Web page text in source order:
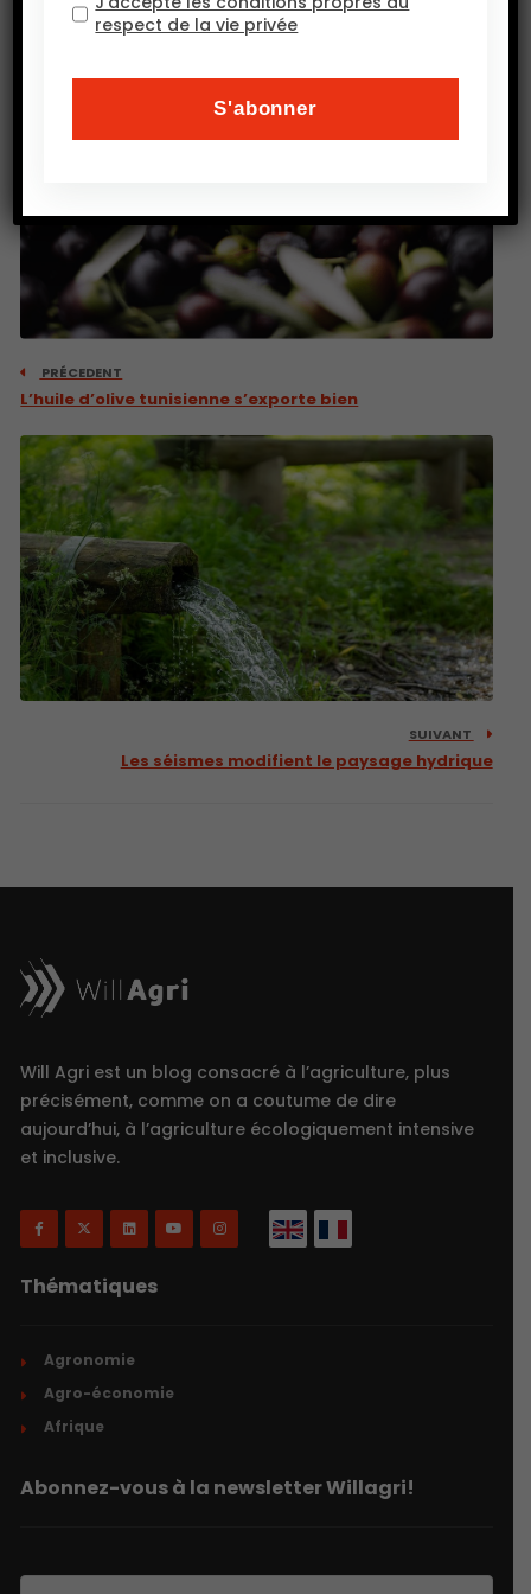
PRÉCEDENT
L’huile d’olive tunisienne s’exporte bien
SUIVANT
Les séismes modifient le paysage hydrique
Will Agri est un blog consacré à l’agriculture, plus
précisément, comme on a coutume de dire
aujourd’hui, à l’agriculture écologiquement intensive
et inclusive.
Thématiques
Agronomie
Agro-économie
Afrique
Abonnez-vous à la newsletter Willagri!
respect de la vie privée